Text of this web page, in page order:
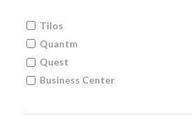
Tilos
*
Tilos
Quantm
Quest
Business Center